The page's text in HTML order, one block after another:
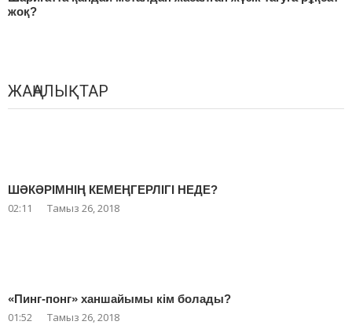
жоқ?
ЖАҢАЛЫҚТАР
ШӘКӘРІМНІҢ КЕМЕҢГЕРЛІГІ НЕДЕ?
02:11 Тамыз 26, 2018
«Пинг-понг» ханшайымы кім болады?
01:52 Тамыз 26, 2018